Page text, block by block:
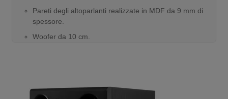
Pareti degli altoparlanti realizzate in MDF da 9 mm di
spessore.
Woofer da 10 cm.